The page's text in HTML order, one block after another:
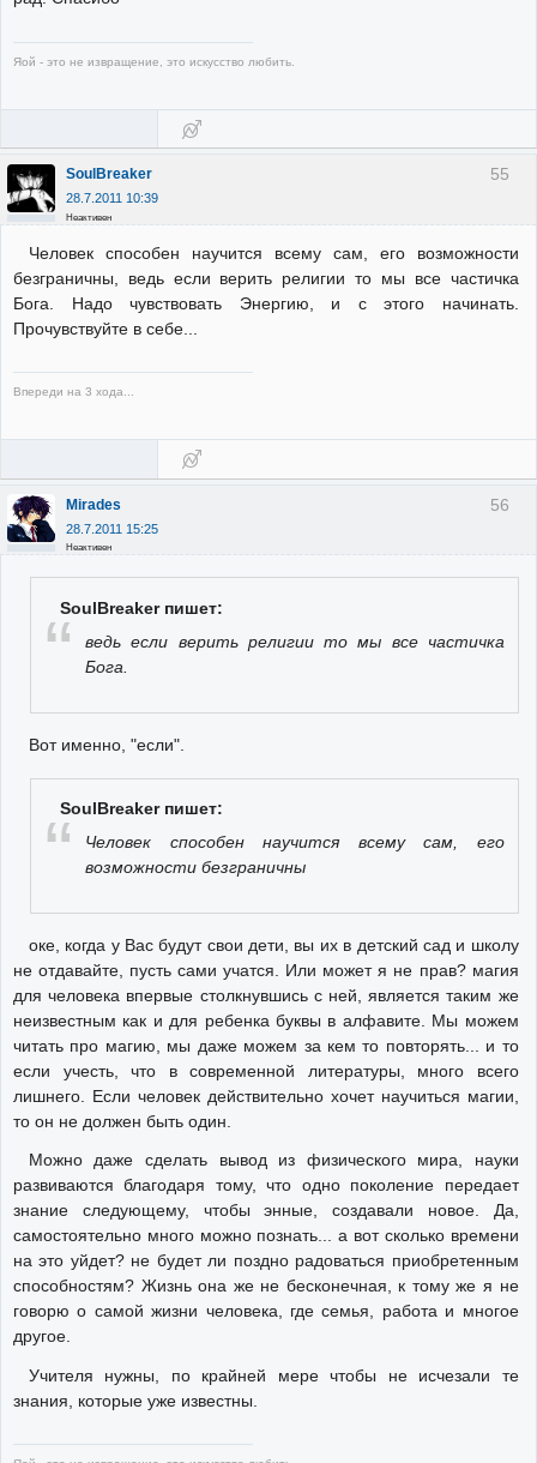
Яой - это не извращение, это искусство любить.
55
SoulBreaker
28.7.2011 10:39
Неактивен
Человек способен научится всему сам, его возможности
безграничны, ведь если верить религии то мы все частичка
Бога. Надо чувствовать Энергию, и с этого начинать.
Прочувствуйте в себе...
Впереди на 3 хода...
56
Mirades
28.7.2011 15:25
Неактивен
SoulBreaker пишет:
ведь если верить религии то мы все частичка
Бога.
Вот именно, "если".
SoulBreaker пишет:
Человек способен научится всему сам, его
возможности безграничны
оке, когда у Вас будут свои дети, вы их в детский сад и школу
не отдавайте, пусть сами учатся. Или может я не прав? магия
для человека впервые столкнувшись с ней, является таким же
неизвестным как и для ребенка буквы в алфавите. Мы можем
читать про магию, мы даже можем за кем то повторять... и то
если учесть, что в современной литературы, много всего
лишнего. Если человек действительно хочет научиться магии,
то он не должен быть один.
Можно даже сделать вывод из физического мира, науки
развиваются благодаря тому, что одно поколение передает
знание следующему, чтобы энные, создавали новое. Да,
самостоятельно много можно познать... а вот сколько времени
на это уйдет? не будет ли поздно радоваться приобретенным
способностям? Жизнь она же не бесконечная, к тому же я не
говорю о самой жизни человека, где семья, работа и многое
другое.
Учителя нужны, по крайней мере чтобы не исчезали те
знания, которые уже известны.